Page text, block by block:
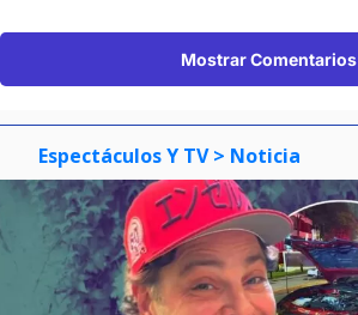
Mostrar Comentarios
Espectáculos Y TV > Noticia